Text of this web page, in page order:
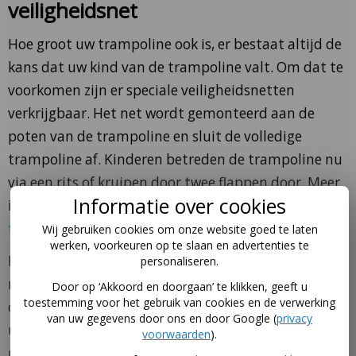
veiligheidsnet
Hoe groot uw trampoline ook is, er bestaat altijd de
kans dat uw kind van de trampoline valt. Om dat te
voorkomen zijn er speciale veiligheidsnetten
verkrijgbaar. Het net wordt gemonteerd aan de
poten van de trampoline en sluit de volledige
trampoline af. Kinderen betreden de trampoline nu
via een rits of kruipen door twee flappen door. Meer
informatie over het wel of nietkopen van een
trampoline veiligheidsnet .
Met een veiligheidsnet wordt uw trampoline
meteen een stuk hoger, vaak ongeveer 180
centimeter. Het kan zijn dat u dit niet mooi vindt in
uw tuin. Een andere manier om springen veiliger te
Informatie over cookies
Wij gebruiken cookies om onze website goed te laten
werken, voorkeuren op te slaan en advertenties te
personaliseren.
Door op ‘Akkoord en doorgaan’ te klikken, geeft u
toestemming voor het gebruik van cookies en de verwerking
van uw gegevens door ons en door Google (privacy
voorwaarden).